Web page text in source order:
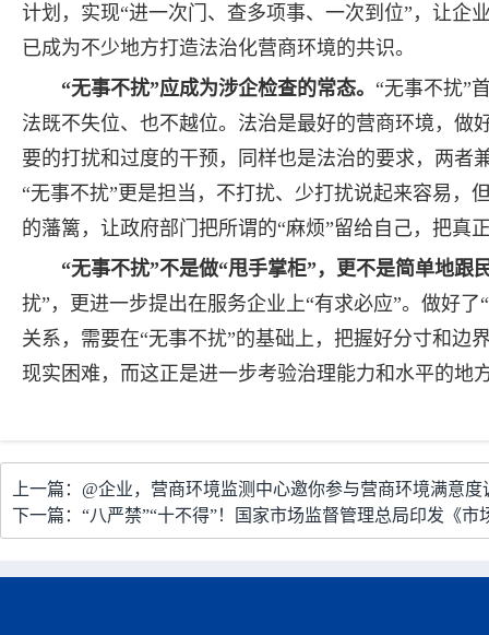
计划，实现“进一次门、查多项事、一次到位”，让企
已成为不少地方打造法治化营商环境的共识。
“无事不扰”应成为涉企检查的常态。 “无事不扰”
法既不失位、也不越位。法治是最好的营商环境，做
要的打扰和过度的干预，同样也是法治的要求，两者
“无事不扰”更是担当，不打扰、少打扰说起来容易
的藩篱，让政府部门把所谓的“麻烦”留给自己，把真
“无事不扰”不是做“甩手掌柜”，更不是简单地跟
扰”，更进一步提出在服务企业上“有求必应”。做好
关系，需要在“无事不扰”的基础上，把握好分寸和
现实困难，而这正是进一步考验治理能力和水平的地
上一篇：@企业，营商环境监测中心邀你参与营商环境满意度
下一篇：“八严禁”“十不得”！国家市场监督管理总局印发《市